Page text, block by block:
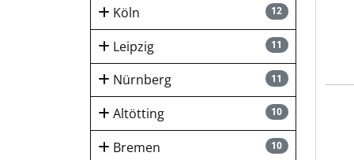
12
Köln
11
Leipzig
11
Nürnberg
10
Altötting
10
Bremen